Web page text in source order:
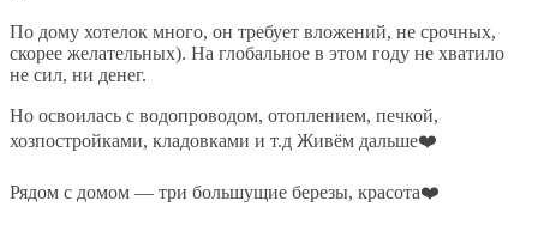
По дому хотелок много, он требует вложений, не срочных,
скорее желательных). На глобальное в этом году не хватило
не сил, ни денег.
Но освоилась с водопроводом, отоплением, печкой,
хозпостройками, кладовками и т.д Живём дальше❤️
Рядом с домом — три большущие березы, красота❤️